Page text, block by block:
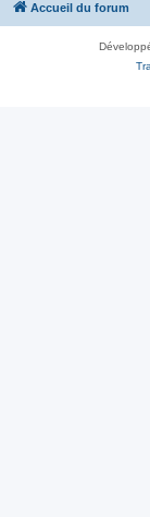
Accueil du forum